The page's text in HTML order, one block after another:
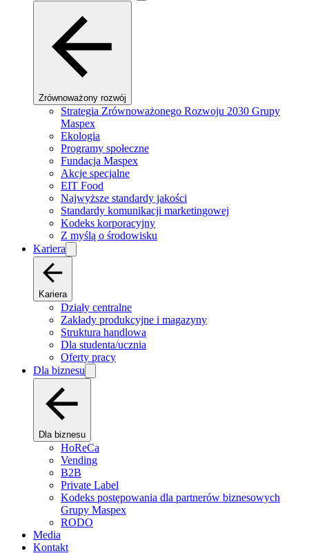
Zrównoważony rozwój
Strategia Zrównoważonego Rozwoju 2030 Grupy
Maspex
Ekologia
Programy społeczne
Fundacja Maspex
Akcje specjalne
EIT Food
Najwyższe standardy jakości
Standardy komunikacji marketingowej
Kodeks korporacyjny
Z myślą o środowisku
Kariera
Kariera
Działy centralne
Zakłady produkcyjne i magazyny
Struktura handlowa
Dla studenta/ucznia
Oferty pracy
Dla biznesu
Dla biznesu
HoReCa
Vending
B2B
Private Label
Kodeks postępowania dla partnerów biznesowych
Grupy Maspex
RODO
Media
Kontakt